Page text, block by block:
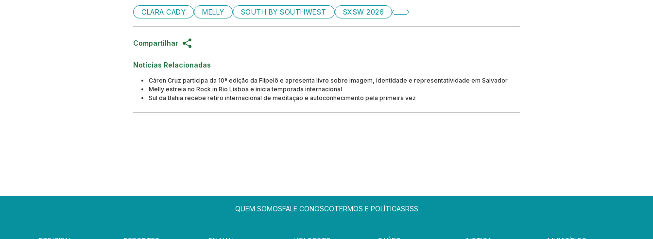
CLARA CADY MELLY SOUTH BY SOUTHWEST SXSW 2026
Compartilhar
Notícias Relacionadas
Cáren Cruz participa da 10ª edição da Flipelô e apresenta livro sobre imagem, identidade e representatividade em Salvador
Melly estreia no Rock in Rio Lisboa e inicia temporada internacional
Sul da Bahia recebe retiro internacional de meditação e autoconhecimento pela primeira vez
QUEM SOMOSFALE CONOSCOTERMOS E POLÍTICASRSS